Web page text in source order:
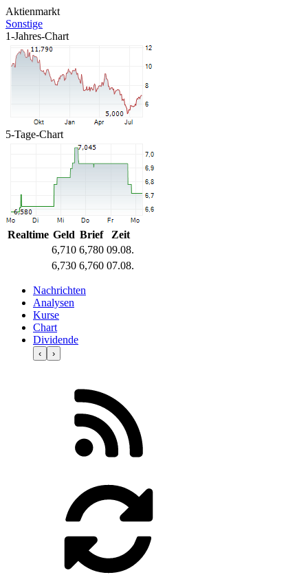
Aktienmarkt
Sonstige
1-Jahres-Chart
5-Tage-Chart
Realtime Geld Brief
Zeit
6,710 6,780 09.08.
6,730 6,760 07.08.
Nachrichten
Analysen
Kurse
Chart
Dividende
‹ ›